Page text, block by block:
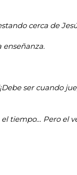
cerca de
enseñanza.
ser cuando
tiempo… Pero el